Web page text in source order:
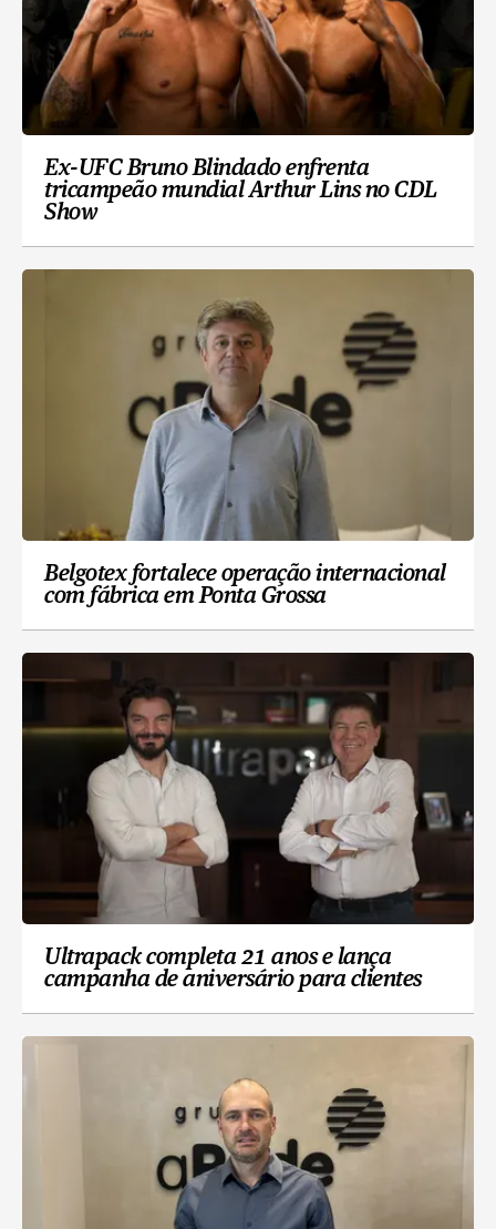
Ex-UFC Bruno Blindado enfrenta
tricampeão mundial Arthur Lins no CDL
Show
Belgotex fortalece operação internacional
com fábrica em Ponta Grossa
Ultrapack completa 21 anos e lança
campanha de aniversário para clientes